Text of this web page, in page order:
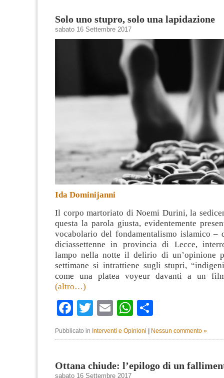
Solo uno stupro, solo una lapidazione
sabato 16 Settembre 2017
Ida Dominijanni
Il corpo martoriato di Noemi Durini, la
questa la parola giusta, evidentemente
vocabolario del fondamentalismo islamico –
diciassettenne in provincia di Lecce,
lampo nella notte il delirio di un’opinione
settimane si intrattiene sugli stupri,
come una platea voyeur davanti a un
(altro…)
Facebook
TwitterEmailWhatsApp
Pubblicato in Interventi e Opinioni Nessun commento »
Ottana chiude: l’epilogo di un
sabato 16 Settembre 2017